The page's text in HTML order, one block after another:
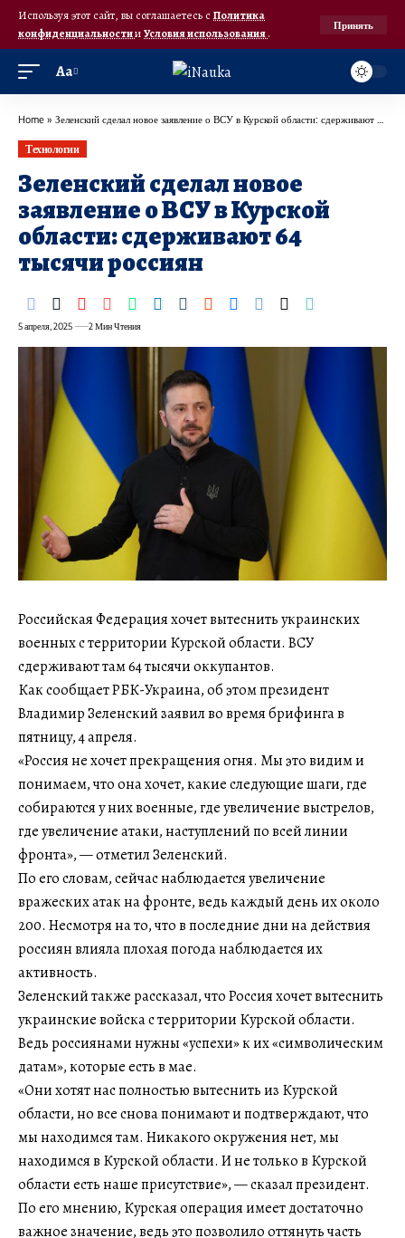
Используя этот сайт, вы соглашаетесь с Политика
конфиденциальностииУсловия использования.
Принять
Аа
Home » Зеленский сделал новое заявление о ВСУ в Курской области: сдерживают 64 тысячи россиян
Технологии
Зеленский сделал новое
заявление о ВСУ в Курской
области: сдерживают 64
тысячи россиян
5 апреля, 2025 2 Мин Чтения
Российская Федерация хочет вытеснить украинских
военных с территории Курской области. ВСУ
сдерживают там 64 тысячи оккупантов.
Как сообщает РБК-Украина, об этом президент
Владимир Зеленский заявил во время брифинга в
пятницу, 4 апреля.
«Россия не хочет прекращения огня. Мы это видим и
понимаем, что она хочет, какие следующие шаги, где
собираются у них военные, где увеличение выстрелов,
где увеличение атаки, наступлений по всей линии
фронта», — отметил Зеленский.
По его словам, сейчас наблюдается увеличение
вражеских атак на фронте, ведь каждый день их около
200. Несмотря на то, что в последние дни на действия
россиян влияла плохая погода наблюдается их
активность.
Зеленский также рассказал, что Россия хочет вытеснить
украинские войска с территории Курской области.
Ведь россиянами нужны «успехи» к их «символическим
датам», которые есть в мае.
«Они хотят нас полностью вытеснить из Курской
области, но все снова понимают и подтверждают, что
мы находимся там. Никакого окружения нет, мы
находимся в Курской области. И не только в Курской
области есть наше присутствие», — сказал президент.
По его мнению, Курская операция имеет достаточно
важное значение, ведь это позволило оттянуть часть